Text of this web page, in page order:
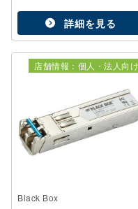
詳細を見る
店舗情報：個人・法人向け
Black Box